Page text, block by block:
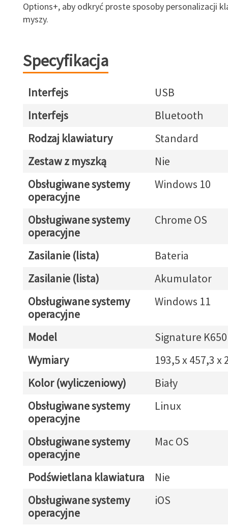
Options+, aby odkryć proste sposoby personalizacji
myszy.
Specyfikacja
Interfejs
USB
Interfejs
Bluetooth
Rodzaj klawiatury
Standard
Zestaw z myszką
Nie
Obsługiwane systemy
operacyjne
Windows 10
Obsługiwane systemy
operacyjne
Chrome OS
Zasilanie (lista)
Bateria
Zasilanie (lista)
Akumulator
Obsługiwane systemy
operacyjne
Windows 11
Model
Signature K650
Wymiary
193,5 x 457,3 x
Kolor (wyliczeniowy)
Biały
Obsługiwane systemy
operacyjne
Linux
Obsługiwane systemy
operacyjne
Mac OS
Podświetlana klawiatura
Nie
Obsługiwane systemy
operacyjne
iOS